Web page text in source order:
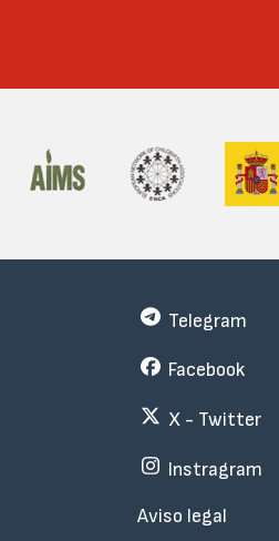
Subfooter
Telegram
Facebook
X - Twitter
Instragram
Aviso legal